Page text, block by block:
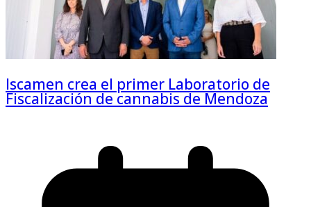
Iscamen crea el primer Laboratorio de
Fiscalización de cannabis de Mendoza